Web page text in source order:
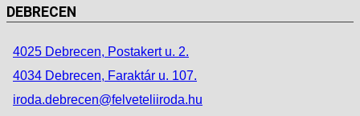
DEBRECEN
4025 Debrecen, Postakert u. 2.
4034 Debrecen, Faraktár u. 107.
iroda.debrecen@felveteliiroda.hu